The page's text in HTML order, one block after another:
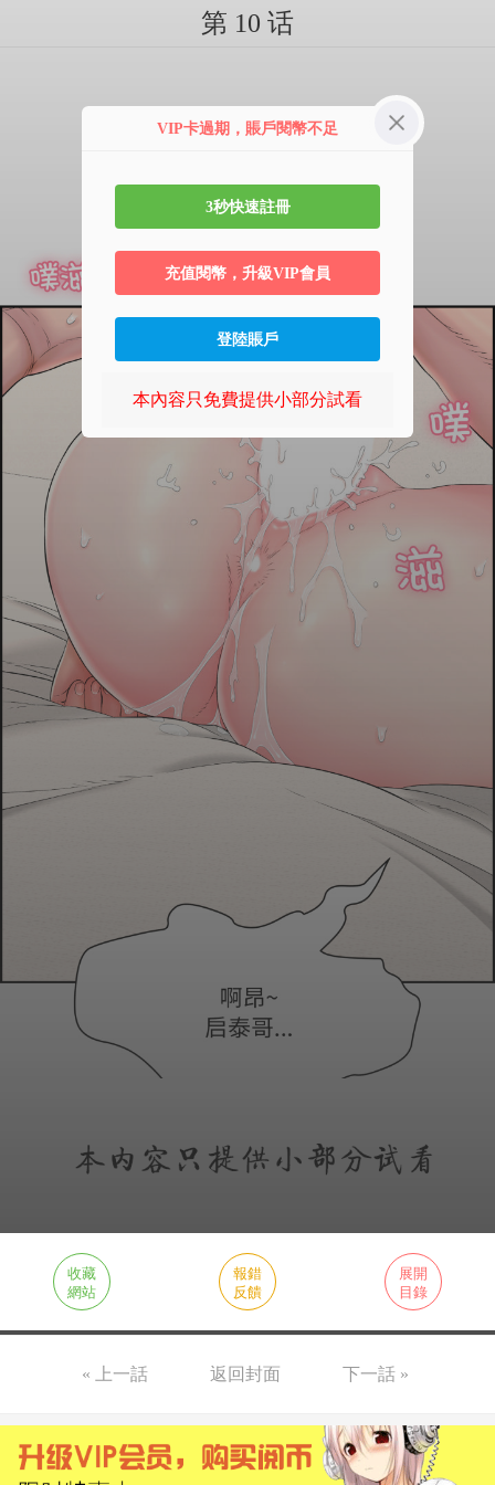
第 10 话
收藏
網站
報錯
反饋
展開
目錄
« 上一話 返回封面 下一話 »
VIP卡過期，賬戶閱幣不足
3秒快速註冊
充值閱幣，升級VIP會員
登陸賬戶
本內容只免費提供小部分試看